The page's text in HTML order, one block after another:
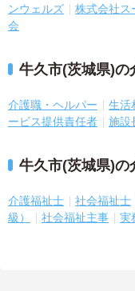
ンウェルズ
株式会社ス
会
牛久市(茨城県)の
介護職・ヘルパー 生活
ービス提供責任者
施設
牛久市(茨城県)の
介護福祉士 社会福祉士
級）
社会福祉主事 実